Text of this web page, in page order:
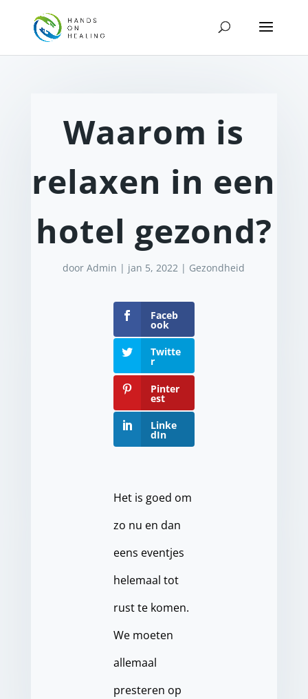
Waarom is
relaxen in een
hotel gezond?
doorAdmin | jan 5, 2022 | Gezondheid
Faceb
ook
Twitte
r
Pinter
est
Linke
dIn
Het is goed om
zo nu en dan
eens eventjes
helemaal tot
rust te komen.
We moeten
allemaal
presteren op